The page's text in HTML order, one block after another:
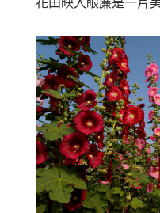
花田映入眼簾是一片